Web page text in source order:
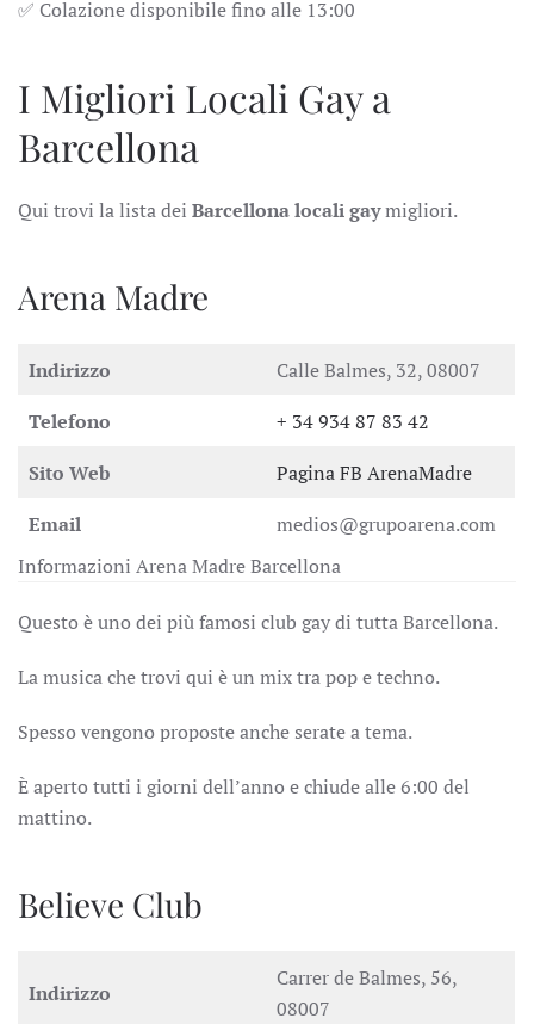
✅ Colazione disponibile fino alle 13:00
I Migliori Locali Gay a
Barcellona
Qui trovi la lista dei Barcellona locali gaymigliori.
Arena Madre
Indirizzo
Calle Balmes, 32, 08007
Telefono
+ 34 934 87 83 42
Sito Web
Pagina FB ArenaMadre
Email
medios@grupoarena.com
Informazioni Arena Madre Barcellona
Questo è uno dei più famosi club gay di tutta Barcellona.
La musica che trovi qui è un mix tra pop e techno.
Spesso vengono proposte anche serate a tema.
È aperto tutti i giorni dell’anno e chiude alle 6:00 del
mattino.
Believe Club
Indirizzo
Carrer de Balmes, 56,
08007